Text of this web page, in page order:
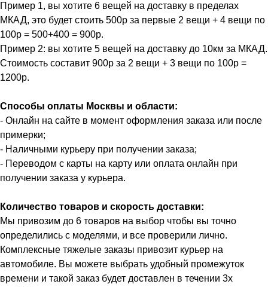
Пример 1, вы хотите 6 вещей на доставку в пределах
МКАД, это будет стоить 500р за первые 2 вещи + 4 вещи по
100р = 500+400 = 900р.
Пример 2: вы хотите 5 вещей на доставку до 10км за МКАД.
Стоимость составит 900р за 2 вещи + 3 вещи по 100р =
1200р.
Способы оплаты Москвы и области:
- Онлайн на сайте в момент оформления заказа или после
примерки;
- Наличными курьеру при получении заказа;
- Переводом с карты на карту или оплата онлайн при
получении заказа у курьера.
Количество товаров и скорость доставки:
Мы привозим до 6 товаров на выбор чтобы вы точно
определились с моделями, и все проверили лично.
Комплексные тяжелые заказы привозит курьер на
автомобиле. Вы можете выбрать удобный промежуток
времени и такой заказ будет доставлен в течении 3х